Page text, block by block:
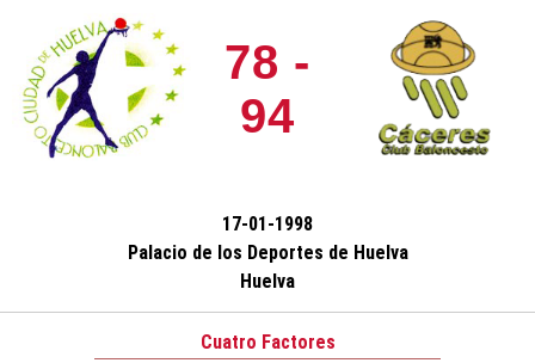
78 -
94
17-01-1998
Palacio de los Deportes de Huelva
Huelva
Cuatro Factores